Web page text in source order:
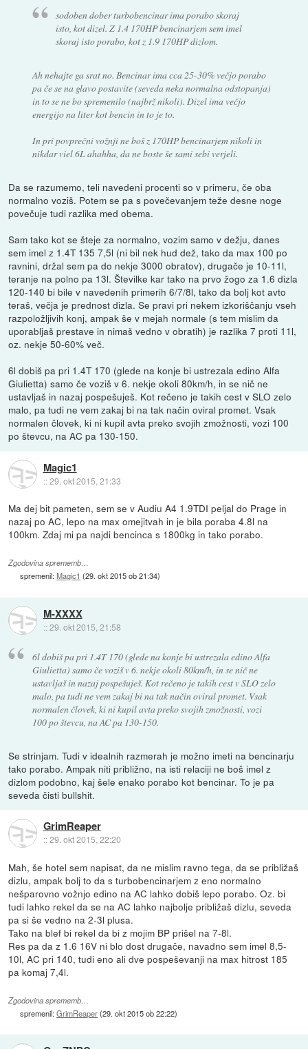
sodoben dober turbobencinar ima porabo skoraj
isto, kot dizel. Z 1.4 170HP bencinarjem sem imel
skoraj isto porabo, kot z 1.9 170HP dizlom.
Ah nehajte ga srat no. Bencinar ima cca 25-30% večjo porabo
pa če se na glavo postavite (seveda neka normalna odstopanja)
in to se ne bo spremenilo (najbrž nikoli). Dizel ima večjo
energijo na liter kot bencin in to je to.
In pri povprečni vožnji ne boš z 170HP bencinarjem nikoli in
nikdar viel 6L ahahha, da ne boste še sami sebi verjeli.
Da se razumemo, teli navedeni procenti so v primeru, če oba
normalno voziš. Potem se pa s povečevanjem teže desne noge
povečuje tudi razlika med obema.
Sam tako kot se šteje za normalno, vozim samo v dežju, danes
sem imel z 1.4T 135 7,5l (ni bil nek hud dež, tako da max 100 po
ravnini, držal sem pa do nekje 3000 obratov), drugače je 10-11l,
teranje na polno pa 13l. Številke kar tako na prvo žogo za 1.6 dizla
120-140 bi bile v navedenih primerih 6/7/8l, tako da bolj kot avto
teraš, večja je prednost dizla. Se pravi pri nekem izkoriščanju vseh
razpoložljivih konj, ampak še v mejah normale (s tem mislim da
uporabljaš prestave in nimaš vedno v obratih) je razlika 7 proti 11l,
oz. nekje 50-60% več.
6l dobiš pa pri 1.4T 170 (glede na konje bi ustrezala edino Alfa
Giulietta) samo če voziš v 6. nekje okoli 80km/h, in se nič ne
ustavljaš in nazaj pospešuješ. Kot rečeno je takih cest v SLO zelo
malo, pa tudi ne vem zakaj bi na tak način oviral promet. Vsak
normalen človek, ki ni kupil avta preko svojih zmožnosti, vozi 100
po števcu, na AC pa 130-150.
Magic1
::29. okt 2015, 21:33
Ma dej bit pameten, sem se v Audiu A4 1.9TDI peljal do Prage in
nazaj po AC, lepo na max omejitvah in je bila poraba 4.8l na
100km. Zdaj mi pa najdi bencinca s 1800kg in tako porabo.
Zgodovina sprememb…
spremenil:Magic1 (29. okt 2015 ob 21:34)
M-XXXX
::29. okt 2015, 21:58
6l dobiš pa pri 1.4T 170 (glede na konje bi ustrezala edino Alfa
Giulietta) samo če voziš v 6. nekje okoli 80km/h, in se nič ne
ustavljaš in nazaj pospešuješ. Kot rečeno je takih cest v SLO zelo
malo, pa tudi ne vem zakaj bi na tak način oviral promet. Vsak
normalen človek, ki ni kupil avta preko svojih zmožnosti, vozi
100 po števcu, na AC pa 130-150.
Se strinjam. Tudi v idealnih razmerah je možno imeti na bencinarju
tako porabo. Ampak niti približno, na isti relaciji ne boš imel z
dizlom podobno, kaj šele enako porabo kot bencinar. To je pa
seveda čisti bullshit.
GrimReaper
::29. okt 2015, 22:20
Mah, še hotel sem napisat, da ne mislim ravno tega, da se približaš
dizlu, ampak bolj to da s turbobencinarjem z eno normalno
nešparovno vožnjo edino na AC lahko dobiš lepo porabo. Oz. bi
tudi lahko rekel da se na AC lahko najbolje približaš dizlu, seveda
pa si še vedno na 2-3l plusa.
Tako na blef bi rekel da bi z mojim BP prišel na 7-8l.
Res pa da z 1.6 16V ni blo dost drugače, navadno sem imel 8,5-
10l, AC pri 140, tudi eno ali dve pospeševanji na max hitrost 185
pa komaj 7,4l.
Zgodovina sprememb…
spremenil:GrimReaper(29. okt 2015 ob 22:22)